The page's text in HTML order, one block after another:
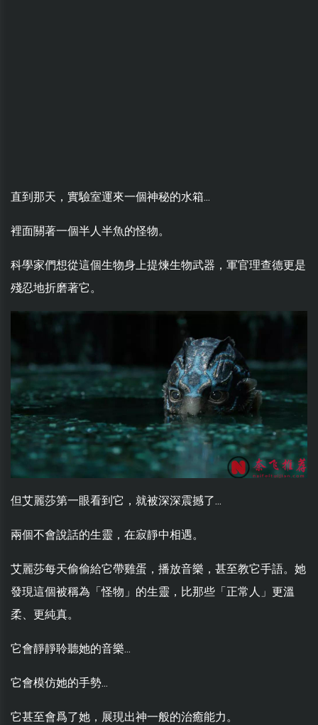
直到那天，實驗室運來一個神秘的水箱...
裡面關著一個半人半魚的怪物。
科學家們想從這個生物身上提煉生物武器，軍官理查德更是
殘忍地折磨著它。
但艾麗莎第一眼看到它，就被深深震撼了...
兩個不會說話的生靈，在寂靜中相遇。
艾麗莎每天偷偷給它帶雞蛋，播放音樂，甚至教它手語。她
發現這個被稱為「怪物」的生靈，比那些「正常人」更溫
柔、更純真。
它會靜靜聆聽她的音樂...
它會模仿她的手勢...
它甚至會爲了她，展現出神一般的治癒能力。